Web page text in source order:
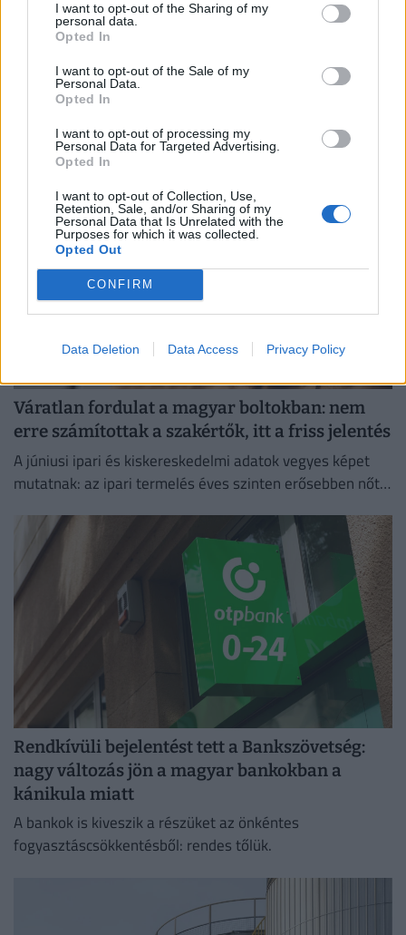
I want to opt-out of the Sharing of my
personal data.
Opted In
I want to opt-out of the Sale of my
Personal Data.
Opted In
I want to opt-out of processing my
Personal Data for Targeted Advertising.
Opted In
I want to opt-out of Collection, Use,
Retention, Sale, and/or Sharing of my
Personal Data that Is Unrelated with the
Purposes for which it was collected.
Opted Out
CONFIRM
Data Deletion Data Access Privacy Policy
Olyan krízis érte el Magyarországot, amire
senki sem készült fel: a Duna miatt roppanhat
meg a forint
mezőgazdaság problémáin.
Váratlan fordulat a magyar boltokban: nem
erre számítottak a szakértők, itt a friss jelentés
A júniusi ipari és kiskereskedelmi adatok vegyes képet
mutatnak: az ipari termelés éves szinten erősebben nőtt
Rendkívüli bejelentést tett a Bankszövetség:
nagy változás jön a magyar bankokban a
kánikula miatt
A bankok is kiveszik a részüket az önkéntes
fogyasztáscsökkentésből: rendes tőlük.